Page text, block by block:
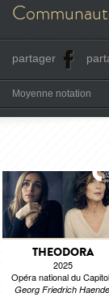
partager
Moyenne notation
THEODORA
2025
Opéra national du
Georg Friedrich